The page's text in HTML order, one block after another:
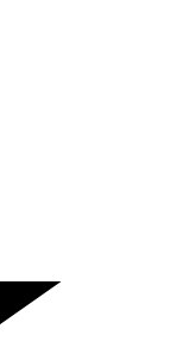
mit anderen
zur Verfügung
Ihrer